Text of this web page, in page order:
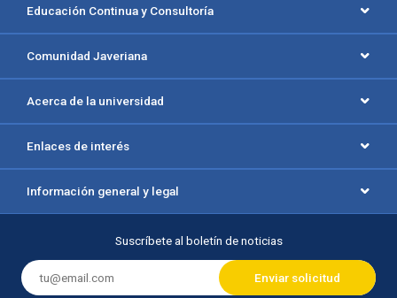
Educación Continua y Consultoría
Comunidad Javeriana
Acerca de la universidad
Enlaces de interés
Información general y legal
Suscríbete al boletín de noticias